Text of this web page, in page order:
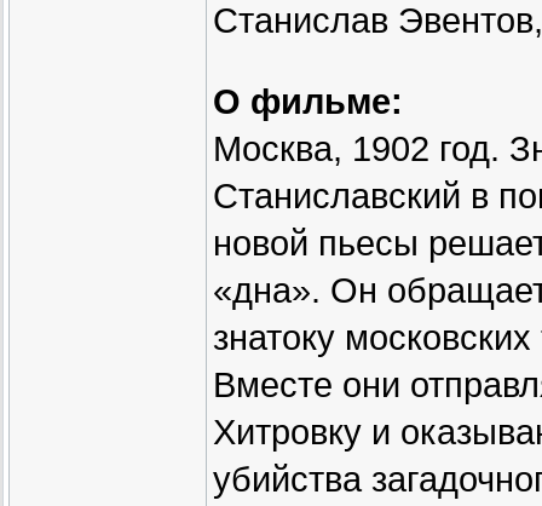
Станислав
О фильме:
Москва, 1902 год.
Станиславский в
новой пьесы
«дна». Он
знатоку
Вместе они
Хитровку и
убийства